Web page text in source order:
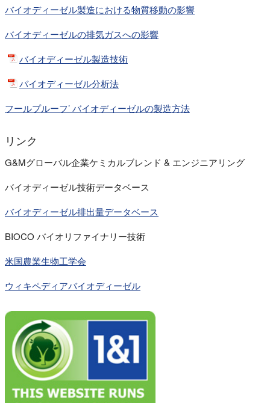
バイオディーゼル製造における物質移動の影響
バイオディーゼルの排気ガスへの影響
バイオディーゼル製造技術
バイオディーゼル分析法
フールプルーフ’ バイオディーゼルの製造方法
リンク
G&Mグローバル企業ケミカルブレンド & エンジニアリング
バイオディーゼル技術データベース
バイオディーゼル排出量データベース
BIOCO バイオリファイナリー技術
米国農業生物工学会
ウィキペディアバイオディーゼル